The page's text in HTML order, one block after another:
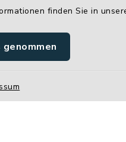
finden Sie in
Unsere
Stellenangebote